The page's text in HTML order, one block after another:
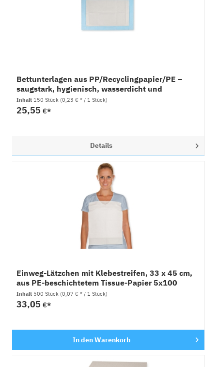
Bettunterlagen aus PP/Recyclingpapier/PE –
saugstark, hygienisch, wasserdicht und
geruchshemmend
Inhalt150 Stück (0,23 € * / 1 Stück)
25,55€*
Details
Einweg-Lätzchen mit Klebestreifen, 33 x 45 cm,
aus PE-beschichtetem Tissue-Papier 5x100
Stück
Inhalt 500 Stück (0,07 € * / 1 Stück)
33,05€*
In denWarenkorb